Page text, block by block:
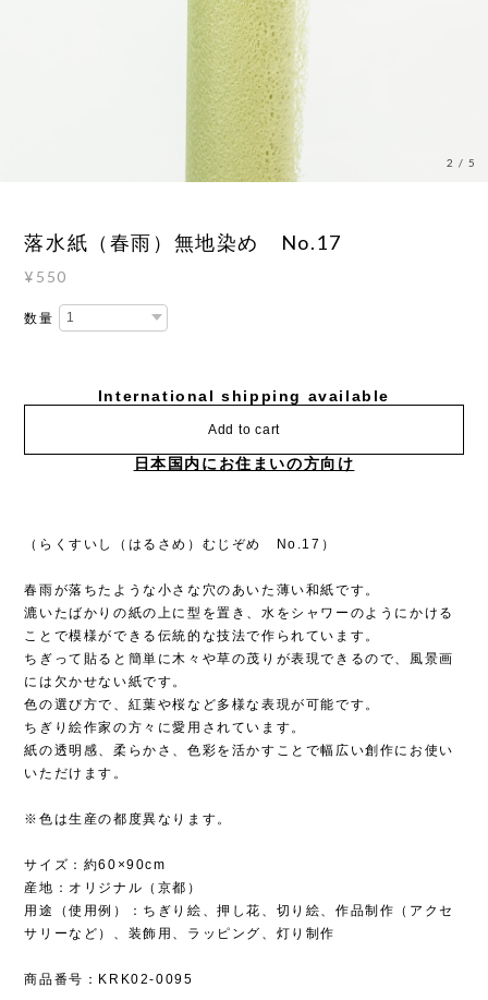
3 /5
落水紙（春雨）無地染め No.17
¥550
数量
International shipping available
Add to cart
日本国内にお住まいの方向け
（らくすいし（はるさめ）むじぞめ No.17）
春雨が落ちたような小さな穴のあいた薄い和紙です。
漉いたばかりの紙の上に型を置き、水をシャワーのようにかける
ことで模様ができる伝統的な技法で作られています。
ちぎって貼ると簡単に木々や草の茂りが表現できるので、風景画
には欠かせない紙です。
色の選び方で、紅葉や桜など多様な表現が可能です。
ちぎり絵作家の方々に愛用されています。
紙の透明感、柔らかさ、色彩を活かすことで幅広い創作にお使い
いただけます。
※色は生産の都度異なります。
サイズ：約60×90cm
産地：オリジナル（京都）
用途（使用例）：ちぎり絵、押し花、切り絵、作品制作（アクセ
サリーなど）、装飾用、ラッピング、灯り制作
商品番号：KRK02-0095